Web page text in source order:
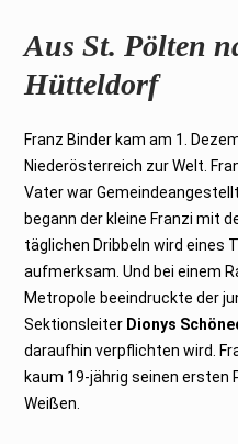
Aus St. Pölten
Hütteldorf
Franz Binder kam am 1.
Niederösterreich zur Welt.
Vater war
begann der kleine Franzi mit
täglichen Dribbeln wird eines
aufmerksam. Und bei einem
Metropole beeindruckte der
Sektionsleiter Dionys
daraufhin verpflichten wird.
kaum 19-jährig seinen ersten
Weißen.